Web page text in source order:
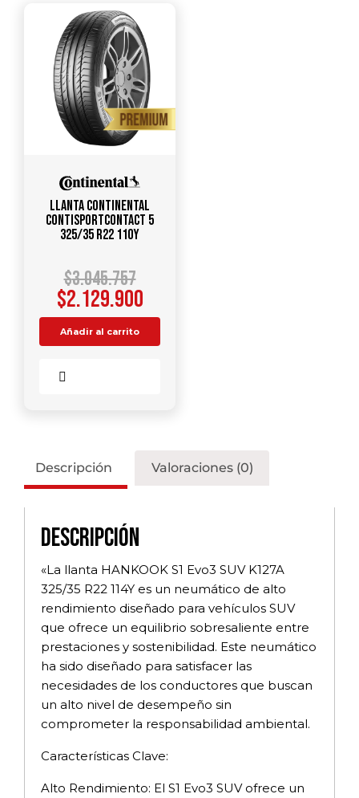
Llanta CONTINENTAL
ContiSportContact 5
325/35 R22 110Y
$3.045.757
$2.129.900
Añadir al carrito
Descripción Valoraciones (0)
Descripción
«La llanta HANKOOK S1 Evo3 SUV K127A
325/35 R22 114Y es un neumático de alto
rendimiento diseñado para vehículos SUV
que ofrece un equilibrio sobresaliente entre
prestaciones y sostenibilidad. Este neumático
ha sido diseñado para satisfacer las
necesidades de los conductores que buscan
un alto nivel de desempeño sin
comprometer la responsabilidad ambiental.
Características Clave:
Alto Rendimiento: El S1 Evo3 SUV ofrece un